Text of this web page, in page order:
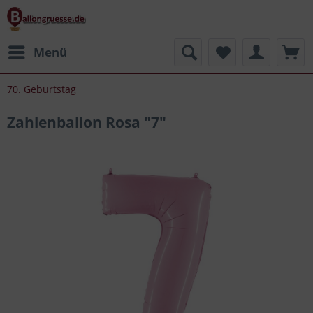
Menü
70. Geburtstag
Zahlenballon Rosa "7"